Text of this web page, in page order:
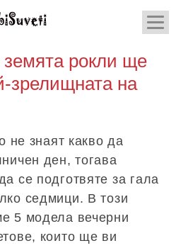
рокли ще
зрелищната на
не знаят какво да
ден, тогава
се подготвяте за гала
седмици. В този
5 модела вечерни
които ще ви